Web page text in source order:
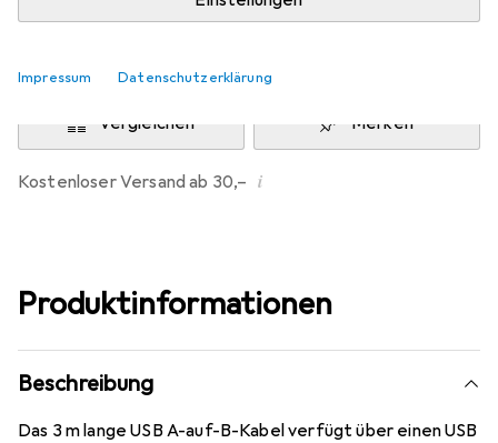
Impressum Datenschutzerklärung
Vergleichen Merken
Kostenloser Versand ab 30,– i
Produktinformationen
Beschreibung
Das 3 m lange USB A-auf-B-Kabel verfügt über einen USB